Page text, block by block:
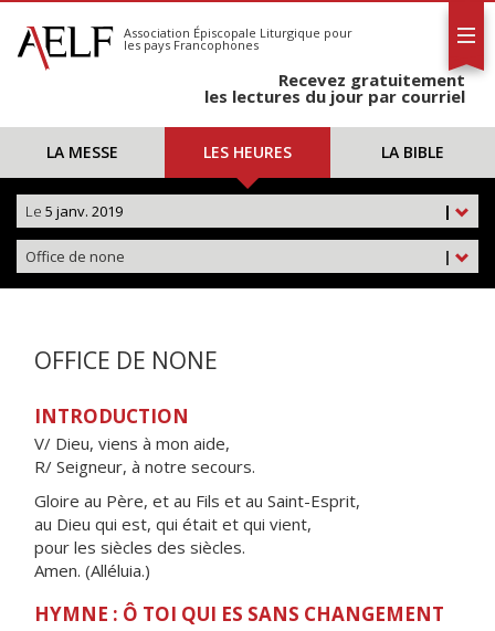
S'abonner
Calendrier
Association Épiscopale Liturgique pour
les pays Francophones
Recevez gratuitement
les lectures du jour par courriel
LA MESSE LES HEURES LA BIBLE
|
Le 5 janv. 2019
|
Office de none
OFFICE DE NONE
INTRODUCTION
V/ Dieu, viens à mon aide,
R/ Seigneur, à notre secours.
Gloire au Père, et au Fils et au Saint-Esprit,
au Dieu qui est, qui était et qui vient,
pour les siècles des siècles.
Amen. (Alléluia.)
HYMNE : Ô TOI QUI ES SANS CHANGEMENT